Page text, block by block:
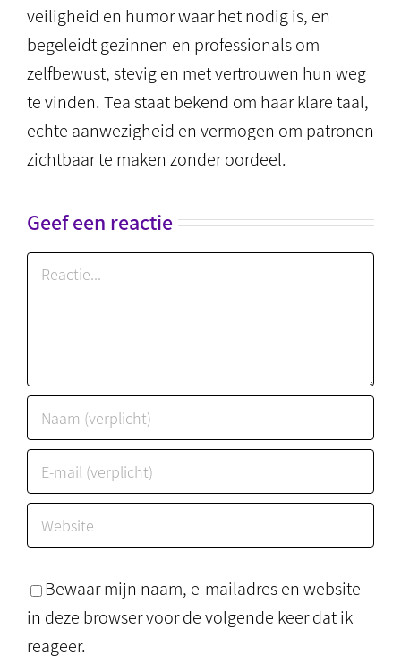
veiligheid en humor waar het nodig is, en
begeleidt gezinnen en professionals om
zelfbewust, stevig en met vertrouwen hun weg
te vinden. Tea staat bekend om haar klare taal,
echte aanwezigheid en vermogen om patronen
zichtbaar te maken zonder oordeel.
Geef een reactie
Reactie
Bewaar mijn naam, e-mailadres en website
in deze browser voor de volgende keer dat ik
reageer.